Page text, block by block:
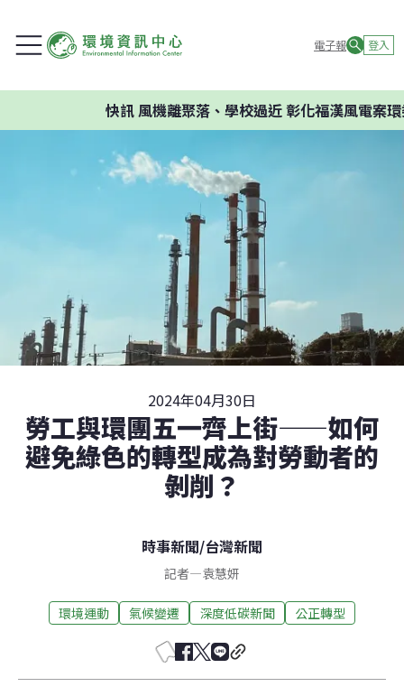
電子報 登入
風機離聚落、學校過近 彰化福漢風電案環委建議
2024年04月30日
勞工與環團五一齊上街——如何
避免綠色的轉型成為對勞動者的
剝削？
時事新聞/台灣新聞
記者—袁慧妍
環境運動 氣候變遷 深度低碳新聞 公正轉型